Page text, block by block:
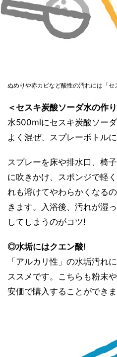
ぬめりや赤カビなど酸性の汚れには「セ
＜セスキ炭酸ソーダ水の作
水500mlにセスキ炭酸ソー
よく混ぜ、スプレーボトルに
スプレーを床や排水口、椅
に吹きかけ、スポンジで軽
れも溶けてやわらかくなる
きます。入浴後、汚れが湿
してしまうのがコツ!
◎水垢にはクエン酸!
「アルカリ性」の水垢汚れ
ススメです。こちらも粉末
安価で購入することができま